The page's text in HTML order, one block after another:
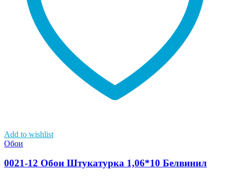
Add to wishlist
Обои
0021-12 Обои Штукатурка 1,06*10 Белвинил